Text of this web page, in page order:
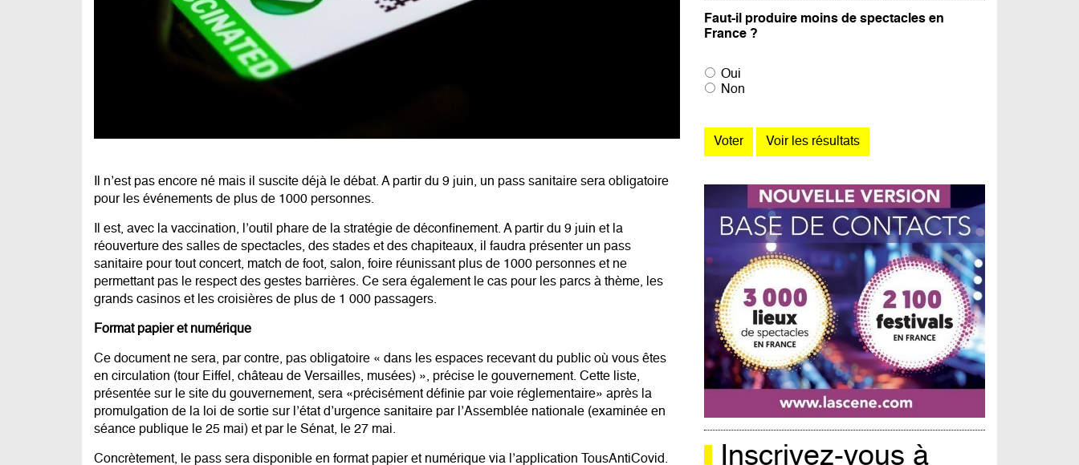
Il n’est pas encore né mais il suscite déjà le débat. A partir du 9 juin, un pass sanitaire sera obligatoire
pour les événements de plus de 1000 personnes.
Il est, avec la vaccination, l’outil phare de la stratégie de déconfinement. A partir du 9 juin et la
réouverture des salles de spectacles, des stades et des chapiteaux, il faudra présenter un pass
sanitaire pour tout concert, match de foot, salon, foire réunissant plus de 1000 personnes et ne
permettant pas le respect des gestes barrières. Ce sera également le cas pour les parcs à thème, les
grands casinos et les croisières de plus de 1 000 passagers.
Format papier et numérique
Ce document ne sera, par contre, pas obligatoire « dans les espaces recevant du public où vous êtes
en circulation (tour Eiffel, château de Versailles, musées) », précise le gouvernement. Cette liste,
présentée sur le site du gouvernement, sera «précisément définie par voie réglementaire» après la
promulgation de la loi de sortie sur l’état d’urgence sanitaire par l’Assemblée nationale (examinée en
séance publique le 25 mai) et par le Sénat, le 27 mai.
Concrètement, le pass sera disponible en format papier et numérique via l’application TousAntiCovid.
Faut-il produire moins de spectacles en
France ?
Oui
Non
Inscrivez-vous à